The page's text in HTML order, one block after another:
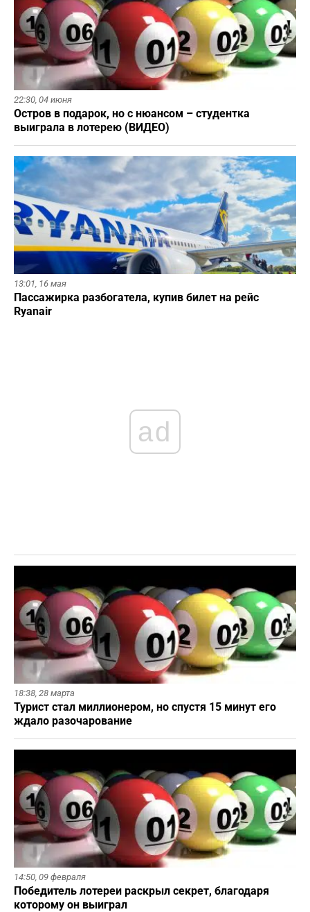
22:30, 04 июня
Остров в подарок, но с нюансом – студентка
выиграла в лотерею (ВИДЕО)
13:01, 16 мая
Пассажирка разбогатела, купив билет на рейс
Ryanair
ad
18:38, 28 марта
Турист стал миллионером, но спустя 15 минут его
ждало разочарование
14:50, 09 февраля
Победитель лотереи раскрыл секрет, благодаря
которому он выиграл